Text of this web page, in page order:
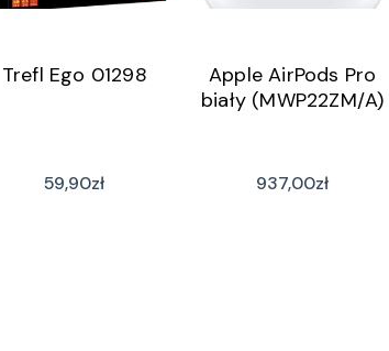
Trefl Ego 01298
59,90zł
Apple AirPods Pro
biały (MWP22ZM/A)
937,00zł